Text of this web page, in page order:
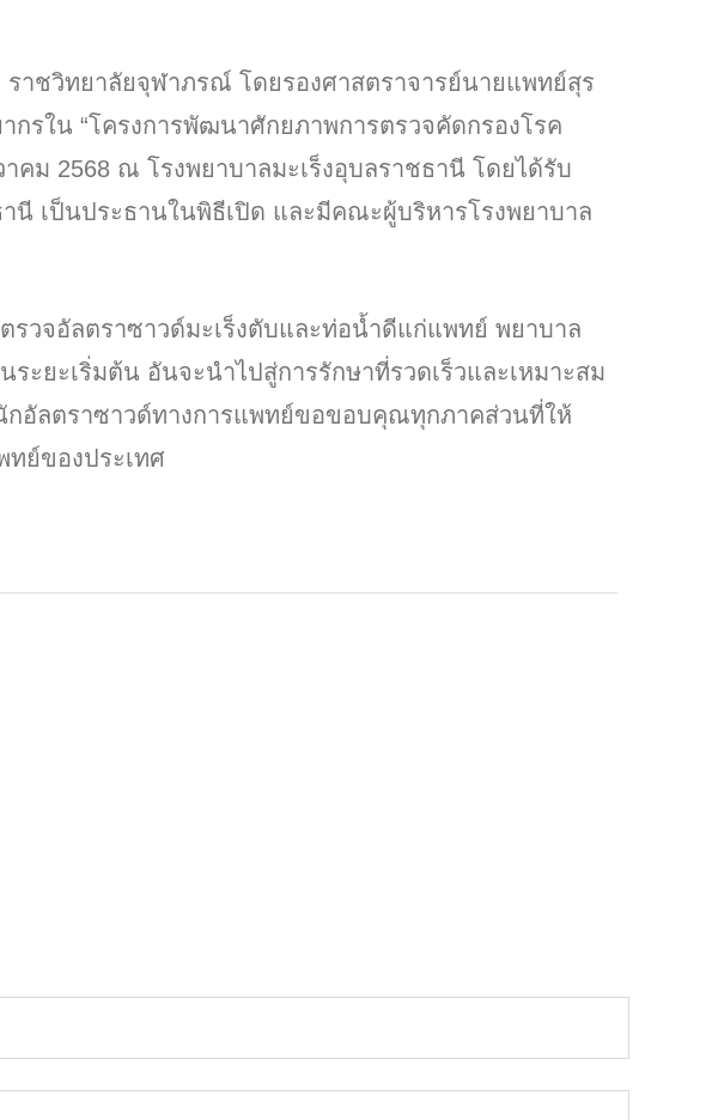
าชวิทยาลัยจุฬาภรณ์ โดยรองศาสตราจารย์นายแพทย์สุร
กรใน “โครงการพัฒนาศักยภาพการตรวจคัดกรองโรค
คม 2568 ณ โรงพยาบาลมะเร็งอุบลราชธานี โดยได้รับ
นี เป็นประธานในพิธีเปิด และมีคณะผู้บริหารโรงพยาบาล
รวจอัลตราซาวด์มะเร็งตับและท่อน้ำดีแก่แพทย์ พยาบาล
ยะเริ่มต้น อันจะนำไปสู่การรักษาที่รวดเร็วและเหมาะสม
อัลตราซาวด์ทางการแพทย์ขอขอบคุณทุกภาคส่วนที่ให้
ย์ของประเทศ